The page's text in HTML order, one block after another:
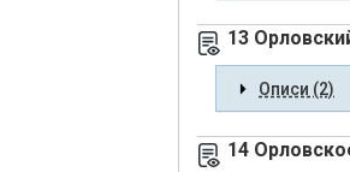
13
Описи (2)
14